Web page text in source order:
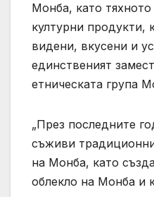
Монба, като
културни продукти,
видени, вкусени и
единственият
етническата група
„През последните
съживи
на Монба, като
облекло на Монба и